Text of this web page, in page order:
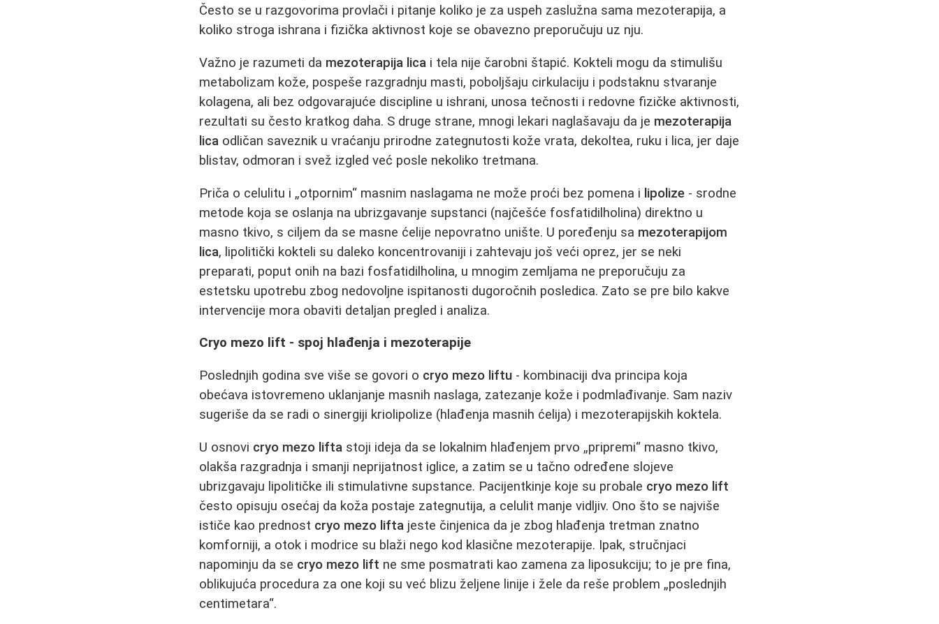
Često se u razgovorima provlači i pitanje koliko je za uspeh zaslužna sama mezoterapija, a
koliko stroga ishrana i fizička aktivnost koje se obavezno preporučuju uz nju.
Važno je razumeti da mezoterapija lica i tela nije čarobni štapić. Kokteli mogu da stimulišu
metabolizam kože, pospeše razgradnju masti, poboljšaju cirkulaciju i podstaknu stvaranje
kolagena, ali bez odgovarajuće discipline u ishrani, unosa tečnosti i redovne fizičke aktivnosti,
rezultati su često kratkog daha. S druge strane, mnogi lekari naglašavaju da je mezoterapija
lica odličan saveznik u vraćanju prirodne zategnutosti kože vrata, dekoltea, ruku i lica, jer daje
blistav, odmoran i svež izgled već posle nekoliko tretmana.
Priča o celulitu i „otpornim“ masnim naslagama ne može proći bez pomena i lipolize - srodne
metode koja se oslanja na ubrizgavanje supstanci (najčešće fosfatidilholina) direktno u
masno tkivo, s ciljem da se masne ćelije nepovratno unište. U poređenju sa mezoterapijom
lica, lipolitički kokteli su daleko koncentrovaniji i zahtevaju još veći oprez, jer se neki
preparati, poput onih na bazi fosfatidilholina, u mnogim zemljama ne preporučuju za
estetsku upotrebu zbog nedovoljne ispitanosti dugoročnih posledica. Zato se pre bilo kakve
intervencije mora obaviti detaljan pregled i analiza.
Cryo mezo lift - spoj hlađenja i mezoterapije
Poslednjih godina sve više se govori o cryo mezo liftu - kombinaciji dva principa koja
obećava istovremeno uklanjanje masnih naslaga, zatezanje kože i podmlađivanje. Sam naziv
sugeriše da se radi o sinergiji kriolipolize (hlađenja masnih ćelija) i mezoterapijskih koktela.
U osnovi cryo mezo lifta stoji ideja da se lokalnim hlađenjem prvo „pripremi“ masno tkivo,
olakša razgradnja i smanji neprijatnost iglice, a zatim se u tačno određene slojeve
ubrizgavaju lipolitičke ili stimulativne supstance. Pacijentkinje koje su probale cryo mezo lift
često opisuju osećaj da koža postaje zategnutija, a celulit manje vidljiv. Ono što se najviše
ističe kao prednost cryo mezo lifta jeste činjenica da je zbog hlađenja tretman znatno
komforniji, a otok i modrice su blaži nego kod klasične mezoterapije. Ipak, stručnjaci
napominju da se cryo mezo lift ne sme posmatrati kao zamena za liposukciju; to je pre fina,
oblikujuća procedura za one koji su već blizu željene linije i žele da reše problem „poslednjih
centimetara“.